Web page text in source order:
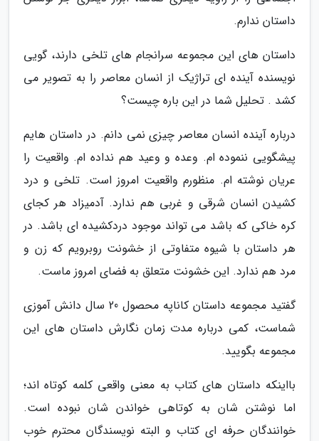
داستان ندارم.
داستان های این مجموعه سرانجام های تلخی دارند، گویی
نویسنده آینده ای تراژیک از انسان معاصر را به تصویر می
کشد . تحلیل شما در این باره چیست؟
درباره آینده انسان معاصر چیزی نمی دانم. در داستان هایم
پیشگویی ننموده ام. وعده و وعید هم نداده ام. واقعیت را
عریان نوشته ام. منظورم واقعیت امروز است. تلخی و درد
کشیدن انسان شرقی و غربی هم ندارد. آدمیزاد هر کجای
کره خاکی که باشد می تواند موجود دردکشیده ای باشد. در
هر داستان با شیوه متفاوتی از خشونت روبرویم که زن و
مرد هم ندارد. این خشونت متعلق به فضای امروز ماست.
گفتید مجموعه داستان کاناپه محصول 20 سال دانش آموزی
شماست، کمی درباره مدت زمان نگارش داستان های این
مجموعه بگویید.
بااینکه داستان های کتاب به معنی واقعی کلمه کوتاه اند؛
اما نوشتن شان به کوتاهی خواندن شان نبوده است.
خوانندگان حرفه ای کتاب و البته نویسندگان محترم خوب